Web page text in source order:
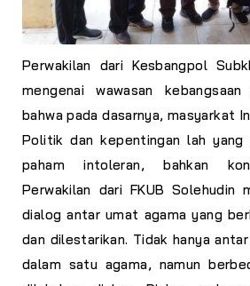
Perwakilan dari Kesbangpol
mengenai wawasan
bahwa pada dasarnya, masyarkat
Politik dan kepentingan lah yang
paham intoleran, bahkan
Perwakilan dari FKUB Solehudin
dialog antar umat agama yang
dan dilestarikan. Tidak hanya
dalam satu agama, namun